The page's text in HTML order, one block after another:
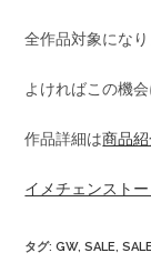
全作品対象になり
よければこの機
作品詳細は商品
イメチェンスト
タグ:GW, SALE,